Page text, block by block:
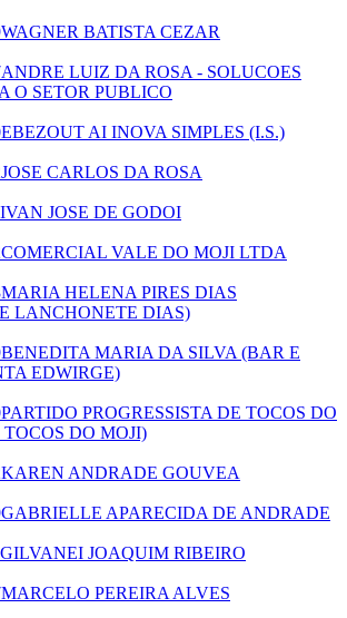
WAGNER BATISTA CEZAR
ANDRE LUIZ DA ROSA - SOLUCOES
O SETOR PUBLICO
EBEZOUT AI INOVA SIMPLES (I.S.)
JOSE CARLOS DA ROSA
IVAN JOSE DE GODOI
COMERCIAL VALE DO MOJI LTDA
MARIA HELENA PIRES DIAS
LANCHONETE DIAS)
BENEDITA MARIA DA SILVA (BAR E
EDWIRGE)
PARTIDO PROGRESSISTA DE TOCOS DO
TOCOS DO MOJI)
KAREN ANDRADE GOUVEA
GABRIELLE APARECIDA DE ANDRADE
GILVANEI JOAQUIM RIBEIRO
MARCELO PEREIRA ALVES